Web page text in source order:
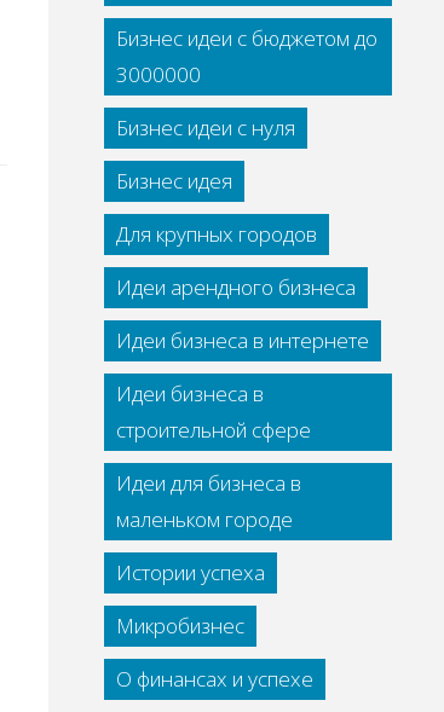
Бизнес идеи с бюджетом до
3000000
Бизнес идеи с нуля
Бизнес идея
Для крупных городов
Идеи арендного бизнеса
Идеи бизнеса в интернете
Идеи бизнеса в
строительной сфере
Идеи для бизнеса в
маленьком городе
Истории успеха
Микробизнес
О финансах и успехе